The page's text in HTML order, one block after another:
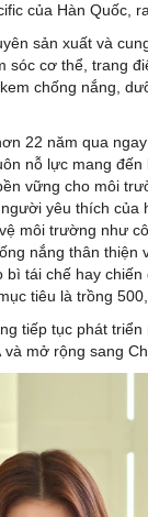
của Hàn Quốc,
sản xuất và
sóc cơ thể, trang
, kem chống nắng,
22 năm qua
nỗ lực mang
vững cho môi
yêu thích của
môi trường như
nắng thân thiện
tái chế hay chiến
tiêu là trồng
tiếp tục phát
mở rộng sang